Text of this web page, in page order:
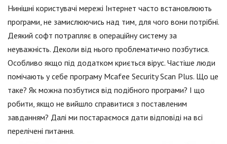
Нинішні користувачі мережі Інтернет часто встановлюють
програми, не замислюючись над тим, для чого вони потрібні.
Деякий софт потрапляє в операційну систему за
неуважність. Деколи від нього проблематично позбутися.
Особливо якщо під додатком криється вірус. Частіше люди
помічають у себе програму Mcafee Security Scan Plus. Що це
таке? Як можна позбутися від подібного програми? І що
робити, якщо не вийшло справитися з поставленим
завданням? Далі ми постараємося дати відповіді на всі
перелічені питання.